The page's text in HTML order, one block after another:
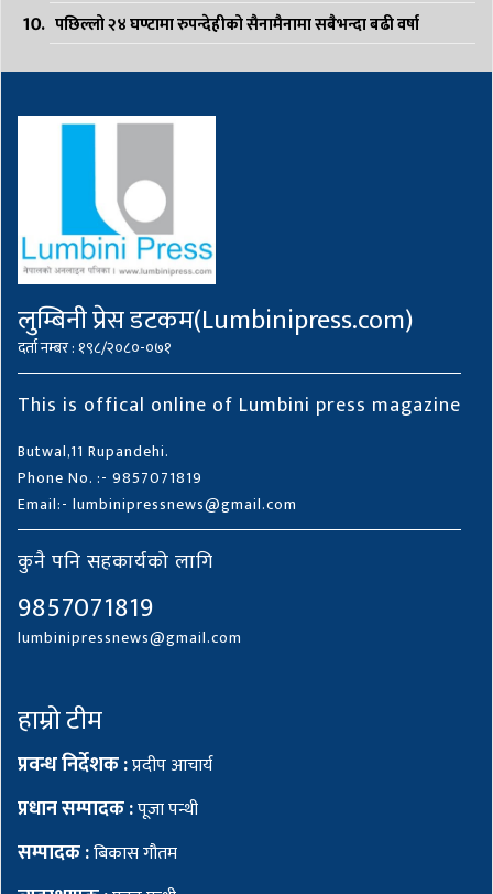
पछिल्लो २४ घण्टामा रुपन्देहीको सैनामैनामा सबैभन्दा बढी वर्षा
लुम्बिनी प्रेस डटकम(Lumbinipress.com)
दर्ता नम्बर : १९८/२०८०-०७१
This is offical online of Lumbini press magazine
Butwal,11 Rupandehi.
Phone No. :- 9857071819
Email:- lumbinipressnews@gmail.com
कुनै पनि सहकार्यको लागि
9857071819
lumbinipressnews@gmail.com
हाम्रो टीम
प्रवन्ध निर्देशक :प्रदीप आचार्य
प्रधान सम्पादक :पूजा पन्थी
सम्पादक :बिकास गौतम